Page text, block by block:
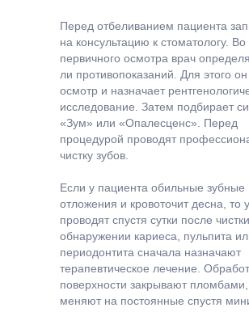
Перед отбеливанием пациента
на консультацию к стоматологу.
первичного осмотра врач
ли противопоказаний. Для этого
осмотр и назначает
исследование. Затем подбирает
«Зум» или «Опалесценс». Перед
процедурой проводят
чистку зубов.
Если у пациента обильные зубные
отложения и кровоточит десна, то
проводят спустя сутки после
обнаружении кариеса, пульпита
периодонтита сначала назначают
терапевтическое лечение.
поверхности закрывают
меняют на постоянные спустя